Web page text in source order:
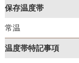
保存温度帯
常温
温度帯特記事項